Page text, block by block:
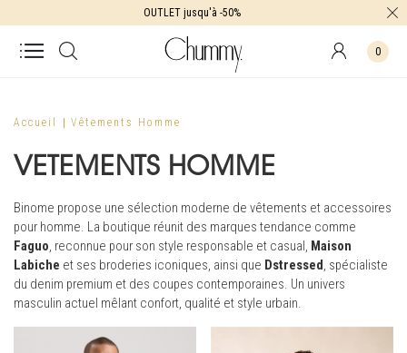
OUTLET jusqu'à -50%
0
Accueil Vêtements Homme
VETEMENTS HOMME
Binome propose une sélection moderne de vêtements et accessoires
pour homme. La boutique réunit des marques tendance comme
Faguo, reconnue pour son style responsable et casual, Maison
Labiche et ses broderies iconiques, ainsi que Dstressed, spécialiste
du denim premium et des coupes contemporaines. Un univers
masculin actuel mêlant confort, qualité et style urbain.